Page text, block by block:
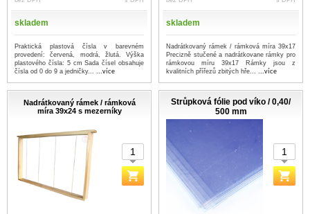
skladem
Praktická plastová čísla v barevném
provedení: červená, modrá, žlutá. Výška
plastového čísla: 5 cm Sada čísel obsahuje
čísla od 0 do 9 a jedničky... ...více
skladem
Nadrátkovaný rámek / rámková míra 39x17
Precizně stučené a nadrátkovane rámky pro
rámkovou míru 39x17 Rámky jsou z
kvalitních přířezů zbitých hře... ...více
Nadrátkovaný rámek / rámková
míra 39x24 s mezerníky
Strůpková fólie pod víko / 0,40/
500 mm